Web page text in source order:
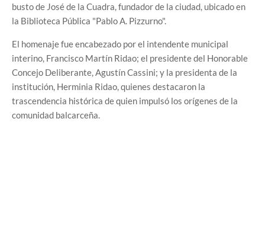
busto de José de la Cuadra, fundador de la ciudad, ubicado en
la Biblioteca Pública "Pablo A. Pizzurno".
El homenaje fue encabezado por el intendente municipal
interino, Francisco Martín Ridao; el presidente del Honorable
Concejo Deliberante, Agustín Cassini; y la presidenta de la
institución, Herminia Ridao, quienes destacaron la
trascendencia histórica de quien impulsó los orígenes de la
comunidad balcarceña.